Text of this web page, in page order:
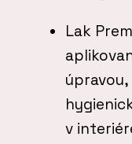
Lak
v